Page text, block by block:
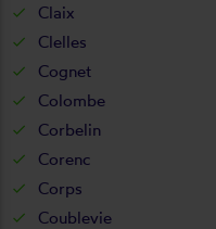
Claix
Clelles
Cognet
Colombe
Corbelin
Corenc
Corps
Coublevie